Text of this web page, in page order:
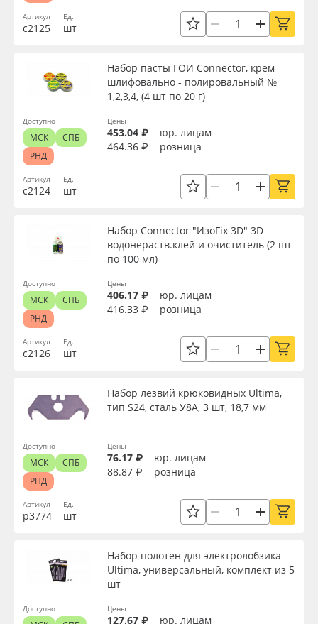
Артикул
с2125
Ед.
шт
Артикул
с2124
Набор пасты ГОИ Connector, крем
шлифовально - полировальный №
1,2,3,4, (4 шт по 20 г)
Ед.
шт
Цены
453.04 ₽
юр. лицам
464.36 ₽
розница
Доступно
МСК
СПБ
РНД
Артикул
с2126
Набор Connector "ИзоFix 3D" 3D
водонераств.клей и очиститель (2 шт
по 100 мл)
Ед.
шт
Цены
406.17 ₽
юр. лицам
416.33 ₽
розница
Доступно
МСК
СПБ
РНД
Артикул
р3774
Набор лезвий крюковидных Ultima,
тип S24, сталь У8А, 3 шт, 18,7 мм
Ед.
шт
Цены
76.17 ₽
юр. лицам
88.87 ₽
розница
Доступно
МСК
СПБ
РНД
Набор полотен для электролобзика
Ultima, универсальный, комплект из 5
шт
Цены
127.67 ₽ юр. лицам
Доступно